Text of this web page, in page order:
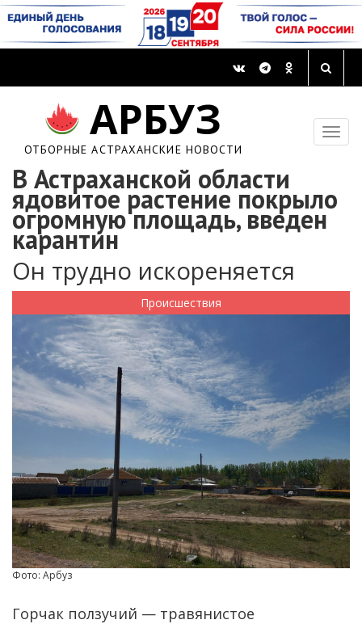
АРБУЗ
ОТБОРНЫЕ АСТРАХАНСКИЕ НОВОСТИ
В Астраханской области
ядовитое растение покрыло
огромную площадь, введен
карантин
Он трудно искореняется
Происшествия
Фото: Арбуз
Горчак ползучий — травянистое